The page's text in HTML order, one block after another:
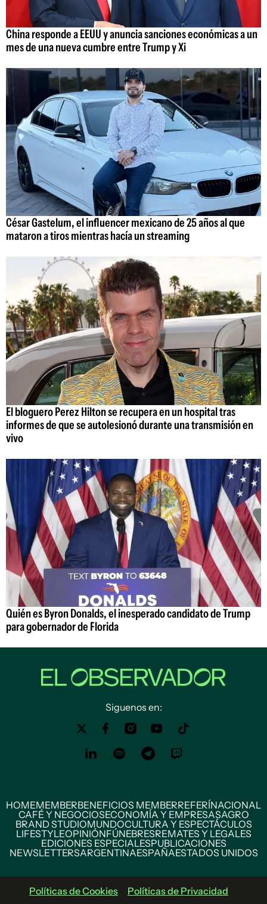
China responde a EEUU y anuncia sanciones económicas a un
mes de una nueva cumbre entre Trump y Xi
César Gastelum, el influencer mexicano de 25 años al que
mataron a tiros mientras hacía un streaming
El bloguero Perez Hilton se recupera en un hospital tras
informes de que se autolesionó durante una transmisión en
vivo
Quién es Byron Donalds, el inesperado candidato de Trump
para gobernador de Florida
Siguenos en:
HOMEMEMBERBENEFICIOS MEMBERREFERÍNACIONAL
CAFÉ Y NEGOCIOSECONOMÍA Y EMPRESASAGRO
BRAND STUDIOMUNDOCULTURA Y ESPECTÁCULOS
LIFESTYLEOPINIÓNFÚNEBRESREMATES Y LEGALES
EDICIONES ESPECIALESPUBLICACIONES
NEWSLETTERSARGENTINAESPAÑAESTADOS UNIDOS
Políticas de Cookies Políticas de Privacidad